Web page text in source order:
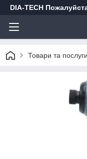
DIA-TECH
Товари та послуги